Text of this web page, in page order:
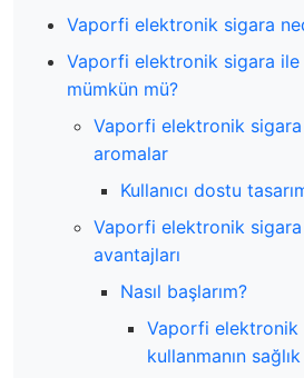
Vaporfi elektronik sigara
Vaporfi elektronik sigara ile
mümkün mü?
Vaporfi elektronik
aromalar
Kullanıcı dostu
Vaporfi elektronik
avantajları
Nasıl başlarım?
Vaporfi elektronik
kullanmanın